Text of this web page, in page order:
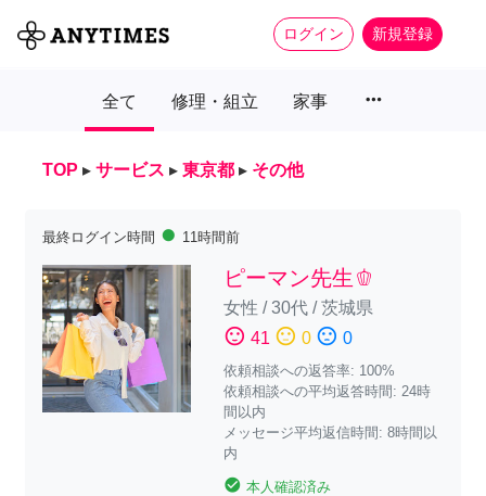
ログイン 新規登録
全て 修理・組立 家事 more_horiz
TOP ▸ サービス ▸ 東京都 ▸ その他
最終ログイン時間 fiber_manual_record 11時間前
ピーマン先生🫑
女性 /30代/茨城県
sentiment_satisfied 41 sentiment_neutral 0 sentiment_dissatisfied 0
依頼相談への返答率: 100%
依頼相談への平均返答時間: 24時
間以内
メッセージ平均返信時間: 8時間以
内
check_circle 本人確認済み